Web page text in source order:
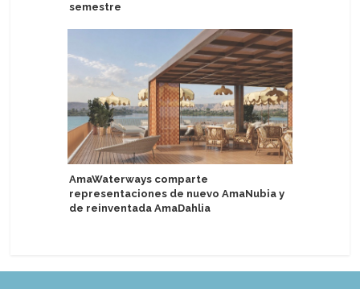
semestre
AmaWaterways comparte
representaciones de nuevo AmaNubia y
de reinventada AmaDahlia